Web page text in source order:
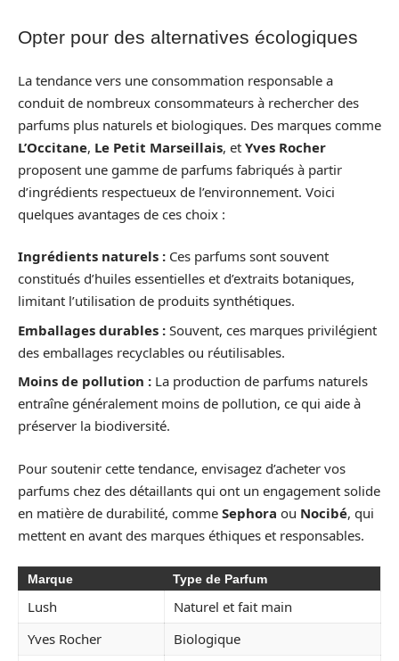
Opter pour des alternatives écologiques
La tendance vers une consommation responsable a
conduit de nombreux consommateurs à rechercher des
parfums plus naturels et biologiques. Des marques comme
L’Occitane, Le Petit Marseillais, et Yves Rocher
proposent une gamme de parfums fabriqués à partir
d’ingrédients respectueux de l’environnement. Voici
quelques avantages de ces choix :
Ingrédients naturels : Ces parfums sont souvent
constitués d’huiles essentielles et d’extraits botaniques,
limitant l’utilisation de produits synthétiques.
Emballages durables : Souvent, ces marques privilégient
des emballages recyclables ou réutilisables.
Moins de pollution : La production de parfums naturels
entraîne généralement moins de pollution, ce qui aide à
préserver la biodiversité.
Pour soutenir cette tendance, envisagez d’acheter vos
parfums chez des détaillants qui ont un engagement solide
en matière de durabilité, comme Sephora ou Nocibé, qui
mettent en avant des marques éthiques et responsables.
Marque Type de Parfum
Lush
Naturel et fait main
Yves Rocher
Biologique